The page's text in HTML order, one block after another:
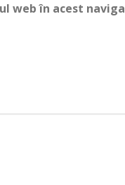
web în acest